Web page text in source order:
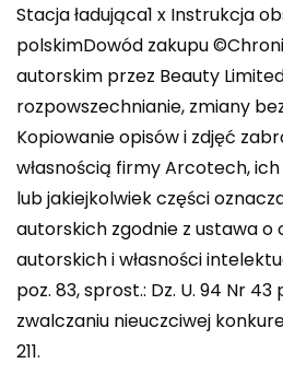
Stacja ładująca1 x Instrukcja
polskimDowód zakupu
autorskim przez Beauty
rozpowszechnianie, zmiany
Kopiowanie opisów i zdjęć
własnością firmy Arcotech,
lub jakiejkolwiek części
autorskich zgodnie z ustawa
autorskich i własności
poz. 83, sprost.: Dz. U. 94 Nr
zwalczaniu nieuczciwej
211.